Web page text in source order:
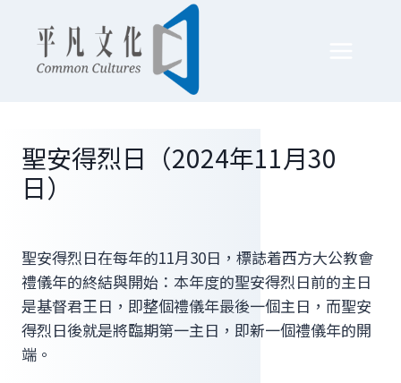
content
聖安得烈日（2024年11月30
日）
聖安得烈日在每年的11月30日，標誌着西方大公教會
禮儀年的終結與開始：本年度的聖安得烈日前的主日
是基督君王日，即整個禮儀年最後一個主日，而聖安
得烈日後就是將臨期第一主日，即新一個禮儀年的開
端。